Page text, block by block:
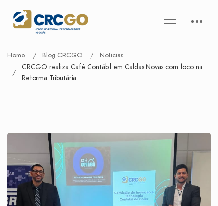
Home Blog CRCGO
Noticias
CRCGO realiza Café Contábil em Caldas Novas com foco na
Reforma Tributária